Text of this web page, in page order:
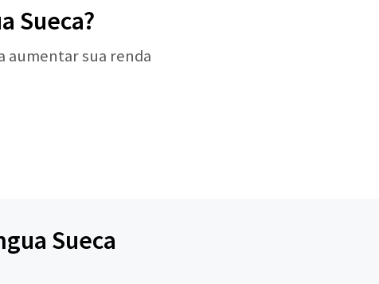
Sueca?
aumentar sua renda
Sueca